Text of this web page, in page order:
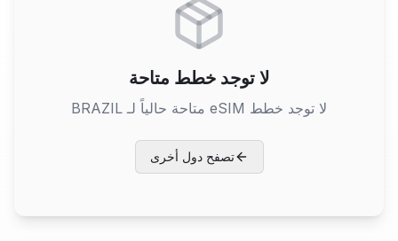
لا توجد خطط متاحة
لا توجد خطط eSIM متاحة حالياً لـ BRAZIL
تصفح دول أخرى